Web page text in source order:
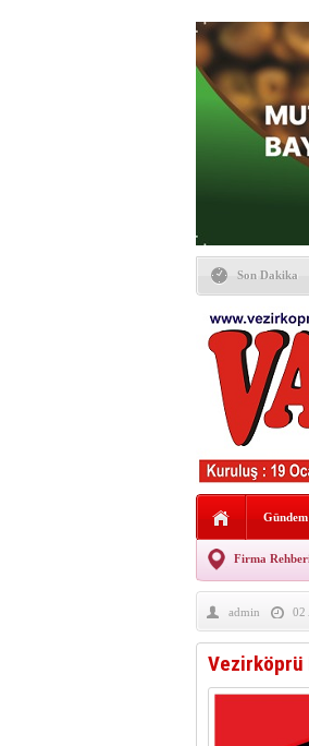
Son Dakika
Gündem
Firma
admin 02
Vezirköprü